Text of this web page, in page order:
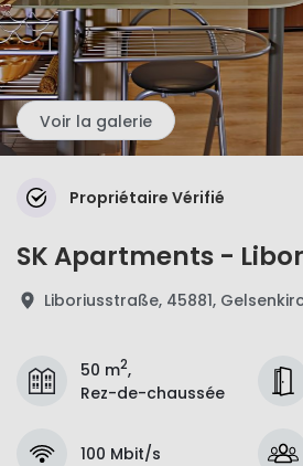
Voir la galerie
Propriétaire Vérifié
SK Apartments -
Liboriusstraße, 45881,
50 m2,
Rez-de-chaussée
100 Mbit/s